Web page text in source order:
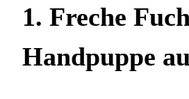
1. Freche
Handpuppe